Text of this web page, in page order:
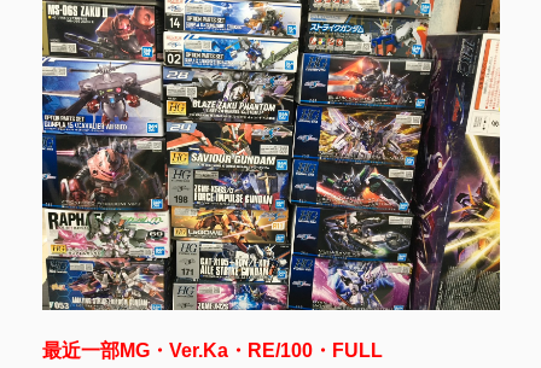
最近一部MG・Ver.Ka・RE/100・FULL